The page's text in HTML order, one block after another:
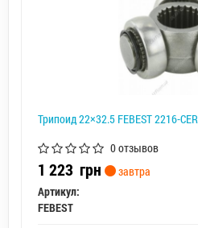
Трипоид 22×32.5 FEBEST 2216-CER
0 отзывов
1 223 грн
завтра
Артикул:
FEBEST